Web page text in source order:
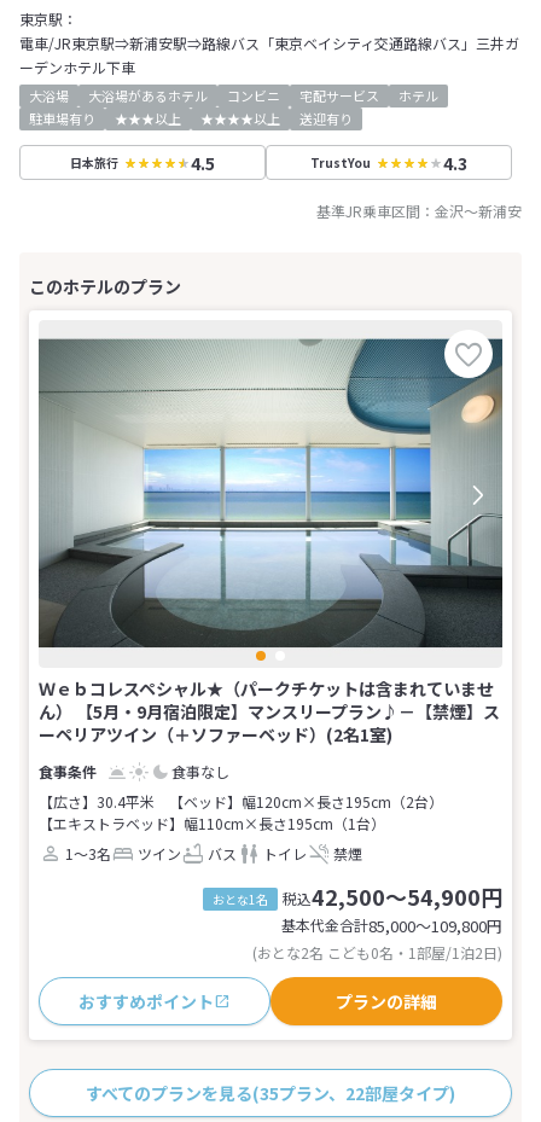
東京駅：
電車/JR東京駅⇒新浦安駅⇒路線バス「東京ベイシティ交通路線バス」三井ガ
ーデンホテル下車
大浴場 大浴場があるホテル コンビニ 宅配サービス
ホテル
駐車場有り
★★★以上 ★★★★以上 送迎有り
日本旅行 4.5 TrustYou 4.3
基準JR乗車区間： 金沢～新浦安
Ｗｅｂコレスペシャル★（パークチケットは含まれていませ
ん） 【5月・9月宿泊限定】マンスリープラン♪－【禁煙】ス
ーペリアツイン（＋ソファーベッド）(2名1室)
食事なし
【広さ】30.4平米
【ベッド】幅120cm×長さ195cm（2台）
【エキストラベッド】幅110cm×長さ195cm（1台）
1～3名
ツイン バス トイレ 禁煙
おとな1名 税込42,500～54,900円
基本代金合計85,000〜109,800円
(おとな2名 こども0名・1部屋/1泊2日)
おすすめポイント プランの詳細
すべてのプランを見る(35プラン、22部屋タイプ)